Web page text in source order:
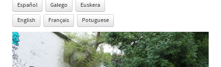
Español Galego Euskera
English Français Potuguese